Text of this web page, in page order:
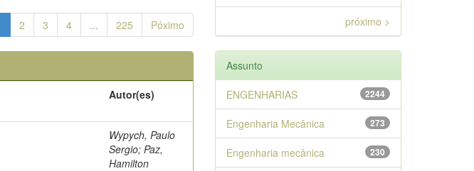
2 3 4 ... 225 Póximo
Autor(es)
Wypych, Paulo
Sergio; Paz,
Hamilton
próximo >
Assunto
2244
ENGENHARIAS
273
Engenharia Mecânica
230
Engenharia mecânica